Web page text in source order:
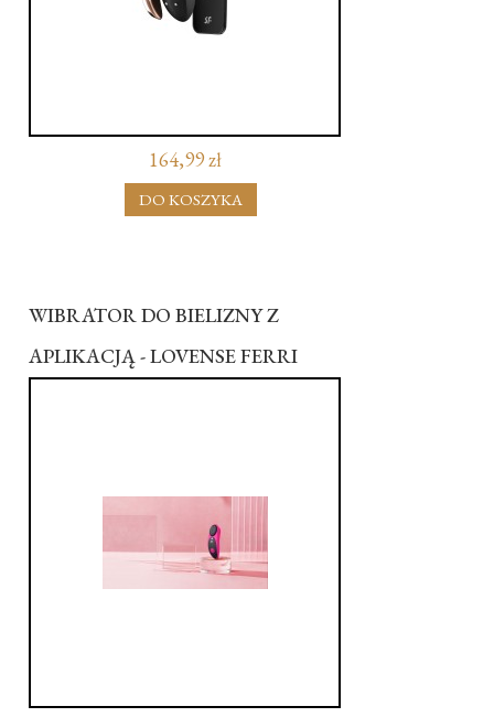
164,99 zł
DO KOSZYKA
WIBRATOR DO BIELIZNY Z
APLIKACJĄ - LOVENSE FERRI